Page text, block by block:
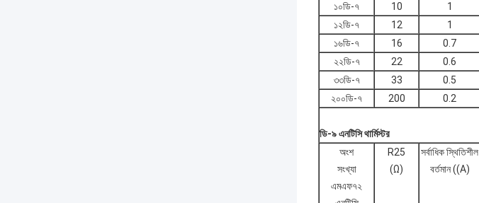
১০ডি-৭
10 1
১২ডি-৭
12 1
১৬ডি-৭
16 0.7
২২ডি-৭
22 0.6
৩৩ডি-৭
33 0.5
২০০ডি-৭
200 0.2
ডি-৯ এনটিসি থার্মিস্টর
অংশ
সংখ্যা
এমএফ৭২
R25
(Ω)
সর্বাধিক স্থিতিশীল
বর্তমান ((A)